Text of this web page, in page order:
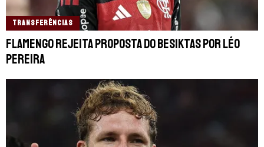
TRANSFERÊNCIAS
Flamengo rejeita proposta do Besiktas por Léo
Pereira